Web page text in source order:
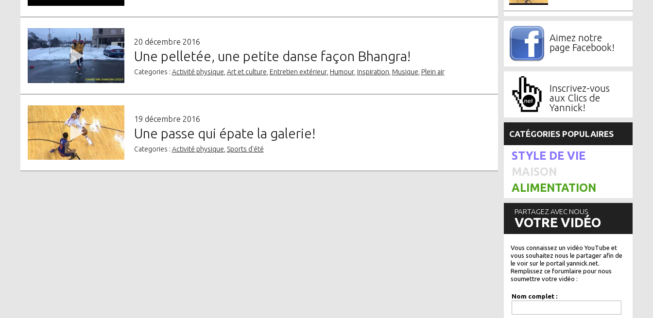
20 décembre 2016
Une pelletée, une petite danse façon Bhangra!
Categories : Activité physique, Art et culture, Entretien extérieur, Humour, Inspiration, Musique, Plein air
19 décembre 2016
Une passe qui épate la galerie!
Categories : Activité physique Sports d'été
Aimez notre
page Facebook!
Inscrivez-vous
aux Clics de
Yannick!
CATÉGORIES POPULAIRES
STYLE DE VIE
MAISON
ALIMENTATION
PARTAGEZ AVEC NOUS
VOTRE VIDÉO
Vous connaissez un vidéo YouTube et
vous souhaitez nous le partager afin de
le voir sur le portail yannick.net.
Remplissez ce forumlaire pour nous
soumettre votre vidéo :
Nom complet :